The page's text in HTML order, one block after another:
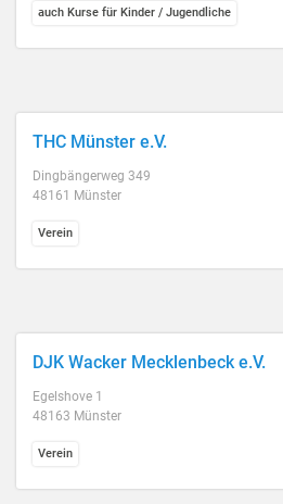
auch Kurse für Kinder / Jugendliche
THC Münster e.V.
Dingbängerweg 349
48161 Münster
Verein
DJK Wacker Mecklenbeck e.V.
Egelshove 1
48163 Münster
Verein